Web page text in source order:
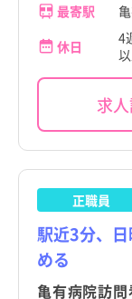
最寄駅
休日
4
求
正職員
駅近3分、
める
亀有病院訪